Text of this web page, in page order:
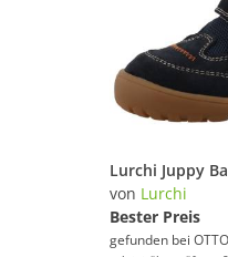
von Lurchi
Bester Preis
gefunden bei OTTO